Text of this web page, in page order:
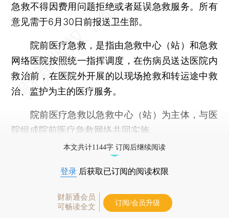
急救不得因费用问题拒绝或者延误急救服务。所有
意见需于6月30日前报送卫生部。
院前医疗急救，是指由急救中心（站）和急救
网络医院按照统一指挥调度，在伤病员送达医院内
救治前，在医院外开展的以现场抢救和转运途中救
治、监护为主的医疗服务。
院前医疗急救以急救中心（站）为主体，与医
院组成院前医疗急救网络共同实施。
本文共计1144字 订阅后继续阅读
登录 后获取已订阅的阅读权限
财新通会员
可畅读全文
订阅/会员升级